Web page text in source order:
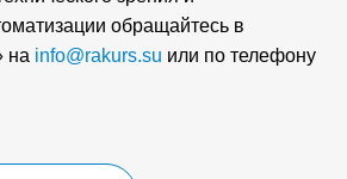
обращайтесь в
на info@rakurs.su или по телефону